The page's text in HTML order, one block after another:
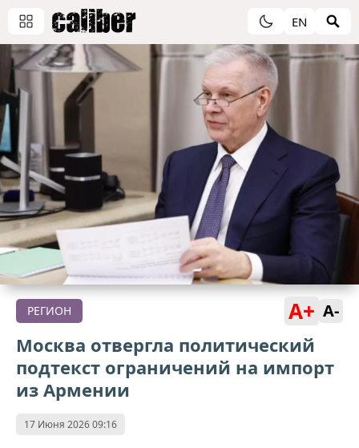
EN
РЕГИОН A+ A-
Москва отвергла политический
подтекст ограничений на импорт
из Армении
17 Июня 2026 09:16